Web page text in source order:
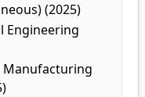
(2025)
Engineering